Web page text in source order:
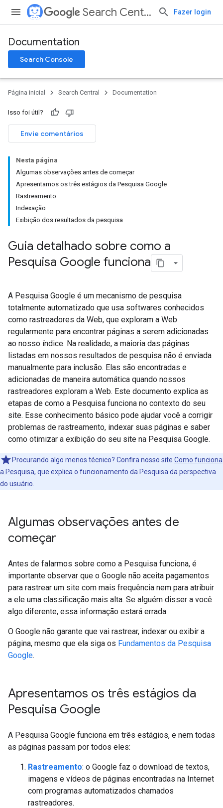
Search Central Fazer login
Documentation
Search Console
Página inicial Search Central Documentation
Isso foi útil?
Envie comentários
Nesta página
Algumas observações antes de começar
Apresentamos os três estágios da Pesquisa Google
Rastreamento
Indexação
Exibição dos resultados da pesquisa
Guia detalhado sobre como a
Pesquisa Google funciona
A Pesquisa Google é um mecanismo de pesquisa
totalmente automatizado que usa softwares conhecidos
como rastreadores da Web, que exploram a Web
regularmente para encontrar páginas a serem adicionadas
ao nosso índice. Na realidade, a maioria das páginas
listadas em nossos resultados de pesquisa não é enviada
manualmente para inclusão. Elas são encontradas e
adicionadas de maneira automática quando nossos
rastreadores exploram a Web. Este documento explica as
etapas de como a Pesquisa funciona no contexto do seu
site. Esse conhecimento básico pode ajudar você a corrigir
problemas de rastreamento, indexar suas páginas e saber
como otimizar a exibição do seu site na Pesquisa Google.
Procurando algo menos técnico? Confira nosso site Como funciona
a Pesquisa, que explica o funcionamento da Pesquisa da perspectiva
do usuário.
Algumas observações antes de
começar
Antes de falarmos sobre como a Pesquisa funciona, é
importante observar que o Google não aceita pagamentos
para rastrear um site com mais frequência nem para atribuir
a ele uma classificação mais alta. Se alguém disser a você
algo diferente, essa informação estará errada.
O Google não garante que vai rastrear, indexar ou exibir a
página, mesmo que ela siga os Fundamentos da Pesquisa
Google.
Apresentamos os três estágios da
Pesquisa Google
A Pesquisa Google funciona em três estágios, e nem todas
as páginas passam por todos eles:
Rastreamento: o Google faz o download de textos,
imagens e vídeos de páginas encontradas na Internet
com programas automatizados chamados
rastreadores.